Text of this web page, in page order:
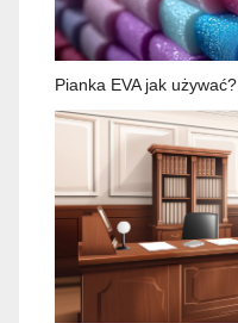
Pianka EVA jak używać?